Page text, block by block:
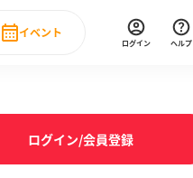
イベント
直近のイベント一覧
ログイン ヘルプ
ログイン/会員登録